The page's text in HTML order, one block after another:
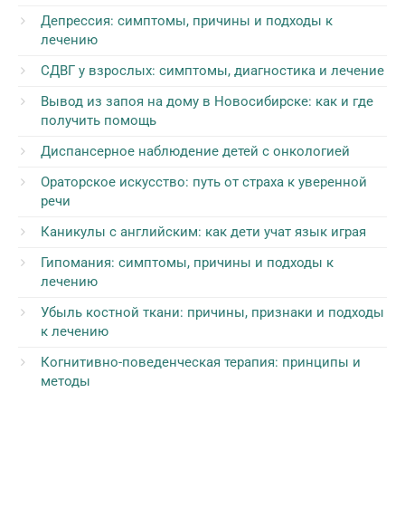
Депрессия: симптомы, причины и подходы к
лечению
СДВГ у взрослых: симптомы, диагностика и лечение
Вывод из запоя на дому в Новосибирске: как и где
получить помощь
Диспансерное наблюдение детей с онкологией
Ораторское искусство: путь от страха к уверенной
речи
Каникулы с английским: как дети учат язык играя
Гипомания: симптомы, причины и подходы к
лечению
Убыль костной ткани: причины, признаки и подходы
к лечению
Когнитивно-поведенческая терапия: принципы и
методы